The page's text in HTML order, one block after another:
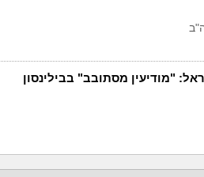
"מודיעין מסתובב" בבילינסון